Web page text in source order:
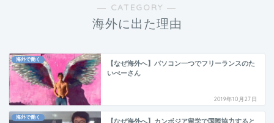
― CATEGORY ―
海外に出た理由
海外で働く
【なぜ海外へ】パソコン一つでフリーランスのた
いぺーさん
2019年10月27日
海外で働く
【なぜ海外へ】カンボジア留学で国際協力すると